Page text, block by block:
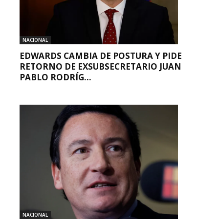
NACIONAL
EDWARDS CAMBIA DE POSTURA Y PIDE
RETORNO DE EXSUBSECRETARIO JUAN
PABLO RODRÍG...
NACIONAL